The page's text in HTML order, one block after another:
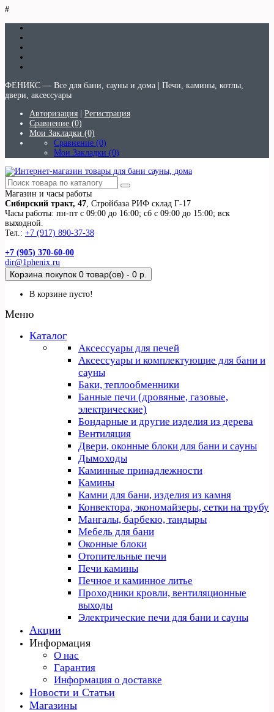
#
ФЕНИКС — Все для бани, сауны и дома | Печи, камины, котлы,
двери, аксессуары
Авторизация
Регистрация
Сравнение (0)
Мои Закладки (0)
Сравнение (0)
Мои Закладки (0)
Магазин и часы работы
Сибирский тракт, 47, Стройбаза РИФ склад Г-17
Часы работы: пн-пт с 09:00 до 16:00; сб с 09:00 до 15:00; вск
выходной.
Тел.: +7 (917) 890-37-38
+7 (905) 370-60-00
dir@1phenix.ru
Корзина покупок 0 товар(ов) - 0 р.
В корзине пусто!
Меню
Каталог
Аксессуары для печей
Аксессуары и комплектующие для бани и
сауны
Баки, теплообменники
Банные печи (дровяные, газовые,
электрические)
Бондарные и другие изделия из дерева
Вентиляция
Двери, оконные блоки для бани и сауны
Дымоходы
Каминные принадлежности
Камины
Камни для бани, изделия из камня
Конвектора, экономайзеры, сетки на трубу
Мангалы, барбекю, тандыры
Мебель для бани
Оконные блоки
Отопительные печи
Печи камины
Печное и каминное литье
Проходники кровли, вeнтиляционные
выходы
Электрические печи для бани и сауны
Акции
Информация
О нас
Гарантия
Информация о доставке
Новости и Статьи
Магазины